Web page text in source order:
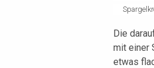
Die
mit einer
etwas